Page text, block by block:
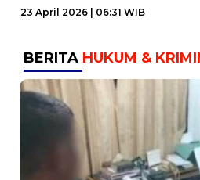
23 April 2026 | 06:31 WIB
BERITA HUKUM &